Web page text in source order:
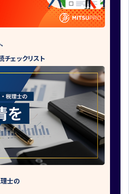
ェックリスト
士の